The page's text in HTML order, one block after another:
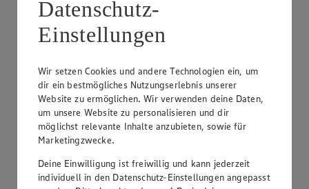
EDEKA smart
Datenschutz-
Einstellungen
Wir setzen Cookies und andere Technologien ein, um
dir ein bestmögliches Nutzungserlebnis unserer
Website zu ermöglichen. Wir verwenden deine Daten,
um unsere Website zu personalisieren und dir
möglichst relevante Inhalte anzubieten, sowie für
Marketingzwecke.
Deine Einwilligung ist freiwillig und kann jederzeit
individuell in den Datenschutz-Einstellungen angepasst